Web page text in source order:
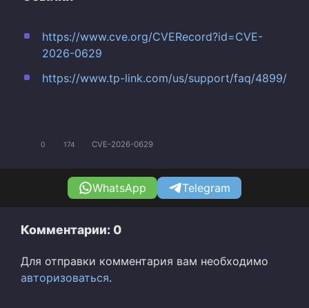
https://www.cve.org/CVERecord?id=CVE-
2026-0629
https://www.tp-link.com/us/support/faq/4899/
0 174 CVE-2026-0629
WhatsApp Telegram
Комментарии: 0
Для отправки комментария вам необходимо
авторизоваться.